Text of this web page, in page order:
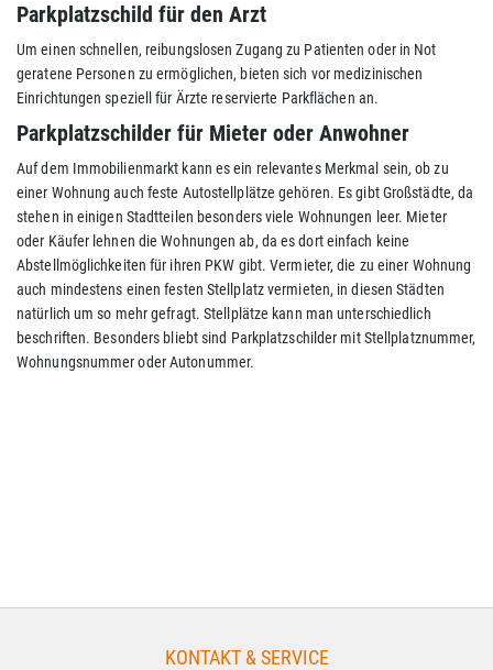
Parkplatzschild für den Arzt
Um einen schnellen, reibungslosen Zugang zu Patienten oder in Not
geratene Personen zu ermöglichen, bieten sich vor medizinischen
Einrichtungen speziell für Ärzte reservierte Parkflächen an.
Parkplatzschilder für Mieter oder Anwohner
Auf dem Immobilienmarkt kann es ein relevantes Merkmal sein, ob zu
einer Wohnung auch feste Autostellplätze gehören. Es gibt Großstädte, da
stehen in einigen Stadtteilen besonders viele Wohnungen leer. Mieter
oder Käufer lehnen die Wohnungen ab, da es dort einfach keine
Abstellmöglichkeiten für ihren PKW gibt. Vermieter, die zu einer Wohnung
auch mindestens einen festen Stellplatz vermieten, in diesen Städten
natürlich um so mehr gefragt. Stellplätze kann man unterschiedlich
beschriften. Besonders bliebt sind Parkplatzschilder mit Stellplatznummer,
Wohnungsnummer oder Autonummer.
KONTAKT & SERVICE